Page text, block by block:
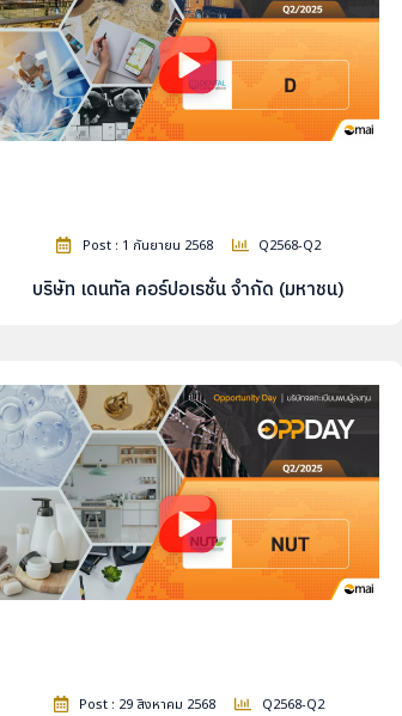
Post : 1 กันยายน 2568 Q2568-Q2
บริษัท เดนทัล คอร์ปอเรชั่น จำกัด (มหาชน)
Post : 29 สิงหาคม 2568 Q2568-Q2